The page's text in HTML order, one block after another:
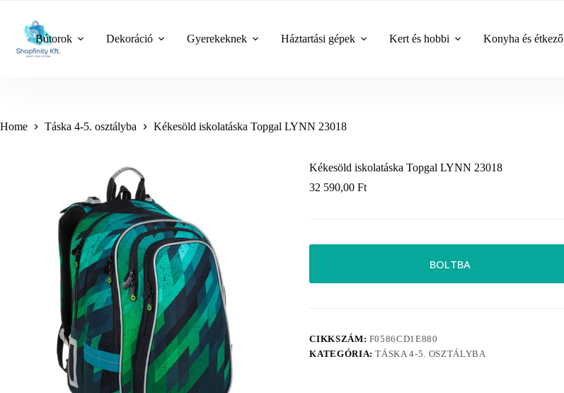
content
Bútorok Dekoráció Gyerekeknek Háztartási gépek Kert és hobbi Konyha és étkező
Home Táska 4-5. osztályba Kékesöld iskolatáska Topgal LYNN 23018
Kékesöld iskolatáska Topgal LYNN 23018
32 590,00Ft
BOLTBA
CIKKSZÁM: F0586CD1E880
KATEGÓRIA:TÁSKA 4-5. OSZTÁLYBA